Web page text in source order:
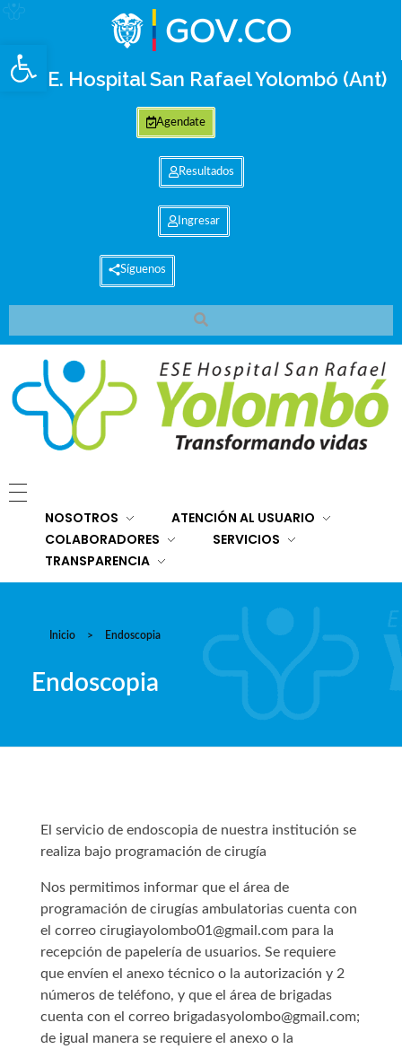
Abrir barra de herramientas
E.S.E. Hospital San Rafael Yolombó (Ant)
Agendate
Resultados
Ingresar
Síguenos
NOSOTROS
ATENCIÓN AL USUARIO
COLABORADORES
SERVICIOS
TRANSPARENCIA
Inicio > Endoscopia
Endoscopia
El servicio de endoscopia de nuestra institución se
realiza bajo programación de cirugía
Nos permitimos informar que el área de
programación de cirugías ambulatorias cuenta con
el correo cirugiayolombo01@gmail.com para la
recepción de papelería de usuarios. Se requiere
que envíen el anexo técnico o la autorización y 2
números de teléfono, y que el área de brigadas
cuenta con el correo brigadasyolombo@gmail.com;
de igual manera se requiere el anexo o la